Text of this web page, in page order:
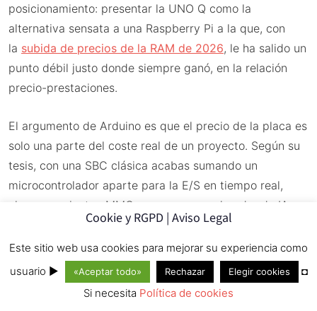
posicionamiento: presentar la UNO Q como la
alternativa sensata a una Raspberry Pi a la que, con
la subida de precios de la RAM de 2026, le ha salido un
punto débil justo donde siempre ganó, en la relación
precio-prestaciones.
El argumento de Arduino es que el precio de la placa es
solo una parte del coste real de un proyecto. Según su
tesis, con una SBC clásica acabas sumando un
microcontrolador aparte para la E/S en tiempo real,
almacenamiento eMMC, a veces un acelerador de IA, y
todo el cableado y la integración para que esas piezas
se entiendan. La UNO Q mete Linux, control en tiempo
real, GPU y 32 GB de eMMC en una sola placa,
eliminando esa lista de materiales. Y rematan con una
Cookie y RGPD | Aviso Legal
Este sitio web usa cookies para mejorar su experiencia como
usuario ►
«Aceptar todo» Rechazar Elegir cookies
◘
Si necesita Política de cookies